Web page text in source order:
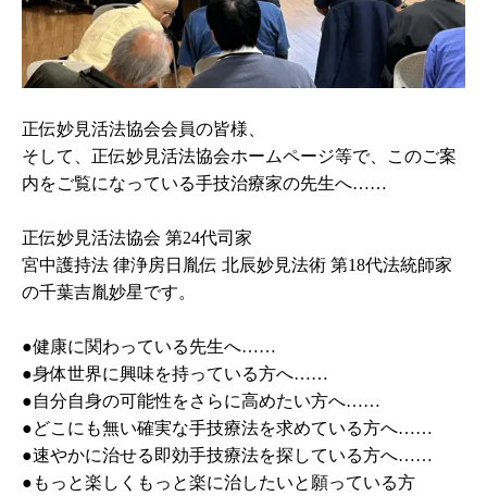
正伝妙見活法協会会員の皆様、
そして、正伝妙見活法協会ホームページ等で、このご案
内をご覧になっている手技治療家の先生へ……
正伝妙見活法協会 第24代司家
宮中護持法 律浄房日胤伝 北辰妙見法術 第18代法統師家
の千葉吉胤妙星です。
●健康に関わっている先生へ……
●身体世界に興味を持っている方へ……
●自分自身の可能性をさらに高めたい方へ……
●どこにも無い確実な手技療法を求めている方へ……
●速やかに治せる即効手技療法を探している方へ……
●もっと楽しくもっと楽に治したいと願っている方